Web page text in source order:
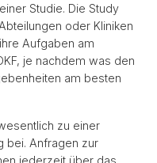
Studie. Die Study
oder Kliniken
Aufgaben am
je nachdem was den
am besten
zu einer
bei. Anfragen zur
jederzeit über das